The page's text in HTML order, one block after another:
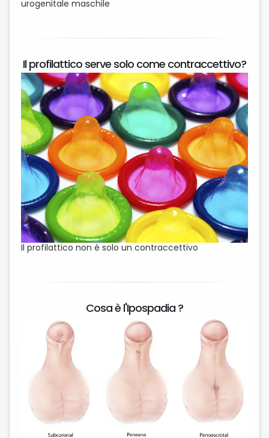
urogenitale maschile
Il profilattico serve solo come contraccettivo?
Il profilattico non è solo un contraccettivo
Cosa è l'Ipospadia ?